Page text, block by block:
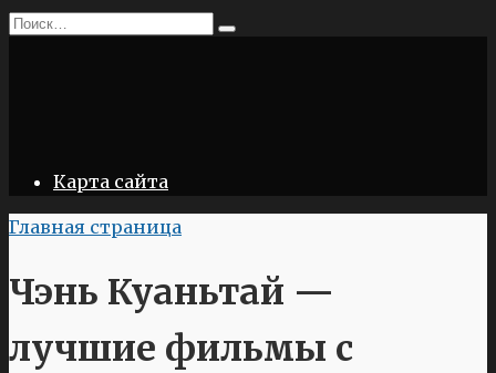
Перейти
Search
Карта сайта
Главная страница
Чэнь Куаньтай —
лучшие фильмы с